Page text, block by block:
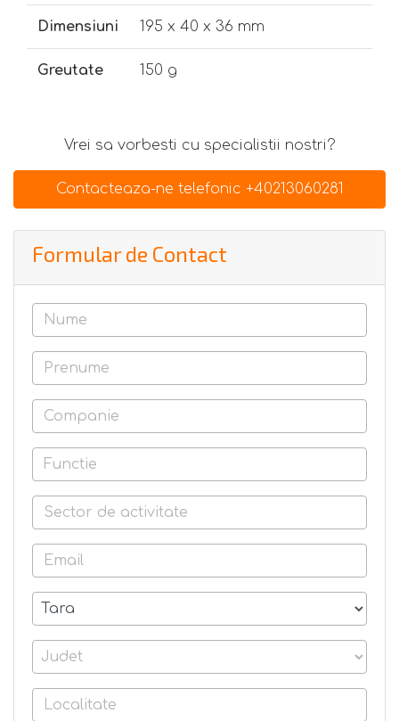
Dimensiuni 195 x 40 x 36 mm
Greutate 150 g
Vrei sa vorbesti cu specialistii nostri?
Contacteaza-ne telefonic +40213060281
Formular de Contact